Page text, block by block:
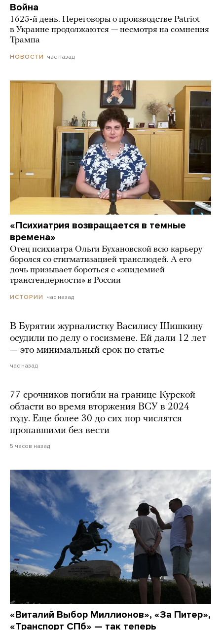
Война
1625-й день. Переговоры о производстве Patriot
в Украине продолжаются — несмотря на сомнения
Трампа
НОВОСТИ час назад
«Психиатрия возвращается в темные
времена»
Отец психиатра Ольги Бухановской всю карьеру
боролся со стигматизацией транслюдей. А его
дочь призывает бороться с «эпидемией
трансгендерности» в России
ИСТОРИИ час назад
В Бурятии журналистку Василису Шишкину
осудили по делу о госизмене. Ей дали 12 лет
— это минимальный срок по статье
час назад
77 срочников погибли на границе Курской
области во время вторжения ВСУ в 2024
году. Еще более 30 до сих пор числятся
пропавшими без вести
5 часов назад
«Виталий Выбор Миллионов», «За Питер»,
«Транспорт СПб» — так теперь